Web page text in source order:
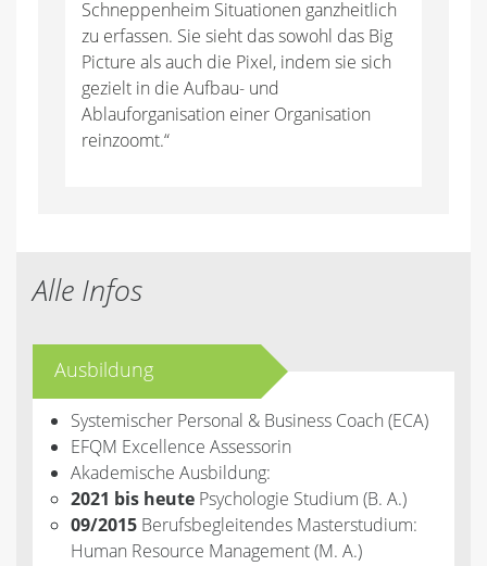
Schneppenheim Situationen ganzheitlich
zu erfassen. Sie sieht das sowohl das Big
Picture als auch die Pixel, indem sie sich
gezielt in die Aufbau- und
Ablauforganisation einer Organisation
reinzoomt.“
Alle Infos
Ausbildung
Systemischer Personal & Business Coach (ECA)
EFQM Excellence Assessorin
Akademische Ausbildung:
2021 bis heute Psychologie Studium (B. A.)
09/2015 Berufsbegleitendes Masterstudium:
Human Resource Management (M. A.)